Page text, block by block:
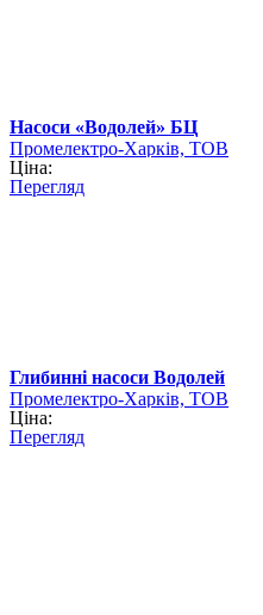
Насоси «Водолей» БЦ
Промелектро-Харків, ТОВ
Ціна:
Перегляд
Глибинні насоси Водолей
Промелектро-Харків, ТОВ
Ціна:
Перегляд